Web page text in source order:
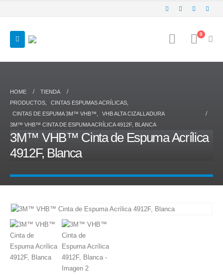
0
HOME
TIENDA
PRODUCTOS
CINTAS ESPUMAS ACRÍLICAS
CINTAS DE ESPUMA 3M™ VHB™
VHB ALTA CIZALLADURA
3M™ VHB™ CINTA DE ESPUMA ACRÍLICA 4912F, BLANCA
3M™ VHB™ Cinta de Espuma Acrílica
4912F, Blanca